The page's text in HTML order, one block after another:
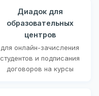
Диадок для
образовательных
центров
для онлайн-зачисления
студентов и подписания
договоров на курсы